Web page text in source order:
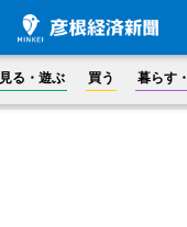
見る・遊ぶ 買う 暮らす